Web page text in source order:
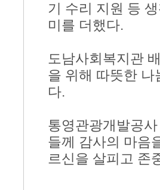
기 수리 지원 등
미를 더했다.
도남사회복지관
을 위해 따뜻한 나
다.
통영관광개발공
들께 감사의 마음
르신을 살피고 존